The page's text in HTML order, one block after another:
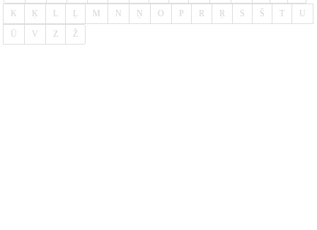
K Ķ L Ļ M N Ņ O P R Ŗ S Š T U
Ū V Z Ž